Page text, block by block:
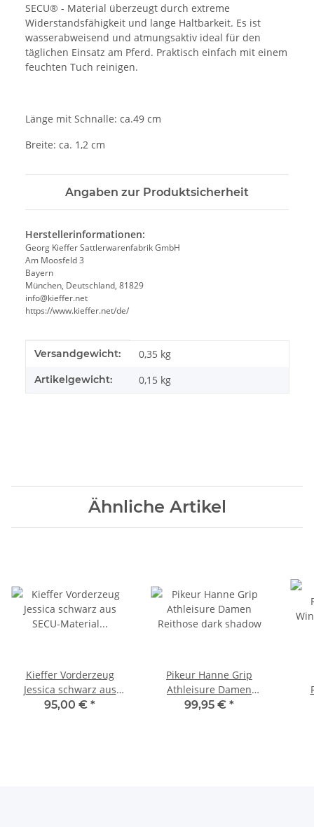
SECU® - Material überzeugt durch extreme
Widerstandsfähigkeit und lange Haltbarkeit. Es ist
wasserabweisend und atmungsaktiv ideal für den
täglichen Einsatz am Pferd. Praktisch einfach mit einem
feuchten Tuch reinigen.
Länge mit Schnalle: ca.49 cm
Breite: ca. 1,2 cm
Angaben zur Produktsicherheit
Herstellerinformationen:
Georg Kieffer Sattlerwarenfabrik GmbH
Am Moosfeld 3
Bayern
München, Deutschland, 81829
info@kieffer.net
https://www.kieffer.net/de/
Produkteigenschaft
Wert
Versandgewicht: 0,35 kg
Artikelgewicht: 0,15 kg
Ähnliche Artikel
Kieffer Vorderzeug
Jessica schwarz aus
SECU-Material Größe
95,00 € *
Pikeur Hanne Grip
Athleisure Damen
Reithose dark shadow
99,95 € *